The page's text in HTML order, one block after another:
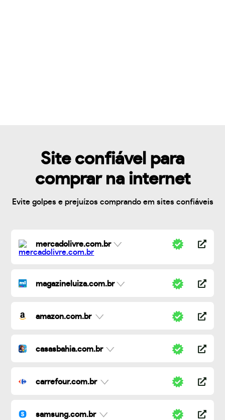
Site confiável para
comprar na internet
Evite golpes e prejuízos comprando em sites confiáveis
mercadolivre.com.br
magazineluiza.com.br
amazon.com.br
casasbahia.com.br
carrefour.com.br
samsung.com.br